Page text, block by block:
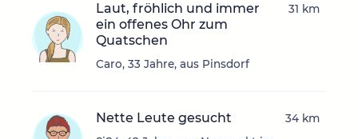
Laut, fröhlich und immer
ein offenes Ohr zum
Quatschen
Caro, 33 Jahre, aus Pinsdorf
31 km
Nette Leute gesucht 34 km